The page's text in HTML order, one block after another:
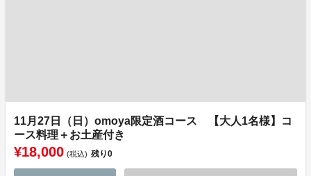
11月27日（日）omoya限定酒コース 【大人1名様】コ
ース料理＋お土産付き
¥18,000 (税込) 残り0